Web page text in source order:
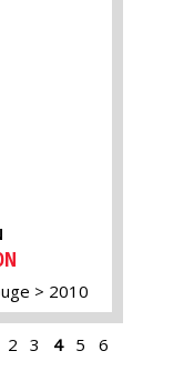
2010
2 3 4 5
6